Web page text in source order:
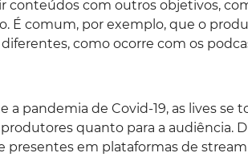
conteúdos com outros objetivos,
É comum, por exemplo, que o
como ocorre com os
a pandemia de Covid-19, as lives se
quanto para a audiência.
presentes em plataformas de